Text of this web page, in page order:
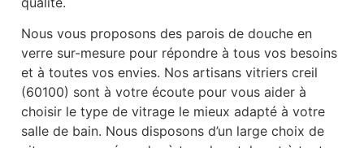
Nous vous proposons des parois de douche en
verre sur-mesure pour répondre à tous vos besoins
et à toutes vos envies. Nos artisans vitriers creil
(60100) sont à votre écoute pour vous aider à
choisir le type de vitrage le mieux adapté à votre
salle de bain. Nous disposons d’un large choix de